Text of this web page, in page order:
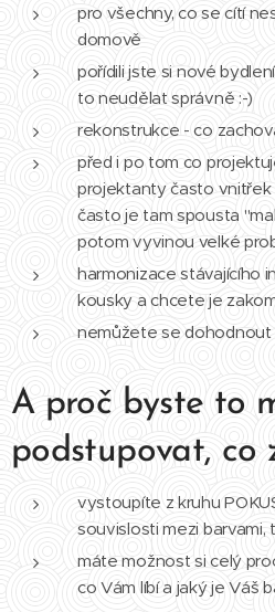
pro všechny, co se cítí
domově
pořídili jste si nové
to neudělat správně :-)
rekonstrukce - co
před i po tom co
projektanty často vnitřek
často je tam spousta
potom vyvinou velké
harmonizace stávajícího
kousky a chcete je
nemůžete se dohodnout
A proč byste to
podstupovat, co
vystoupíte z kruhu
souvislosti mezi barvami,
máte možnost si celý
co Vám líbí a jaký je Váš